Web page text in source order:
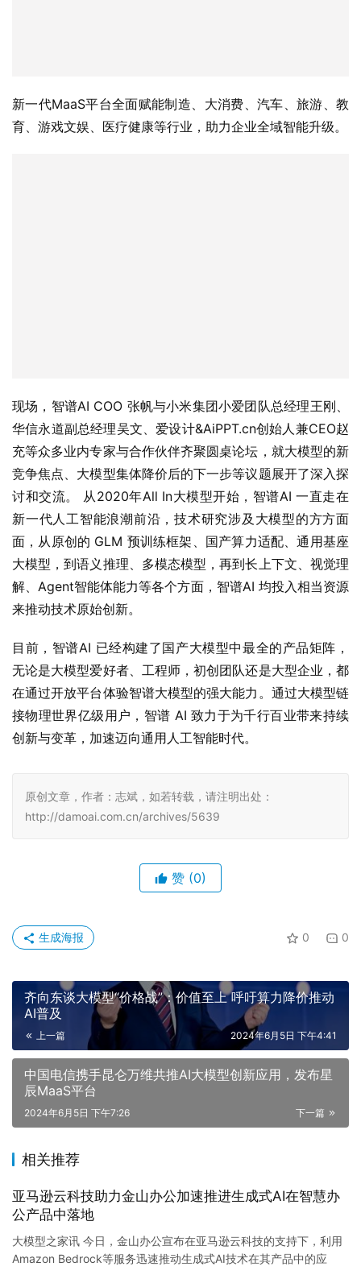
新一代MaaS平台全面赋能制造、大消费、汽车、旅游、教
现场，智谱AI COO 张帆与小米集团小爱团队总经理王刚、
华信永道副总经理吴文、爱设计&AiPPT.cn创始人兼CEO赵
充等众多业内专家与合作伙伴齐聚圆桌论坛，就大模型的新
竞争焦点、大模型集体降价后的下一步等议题展开了深入探
讨和交流。 从2020年All In大模型开始，智谱AI 一直走在
新一代人工智能浪潮前沿，技术研究涉及大模型的方方面
面，从原创的 GLM 预训练框架、国产算力适配、通用基座
大模型，到语义推理、多模态模型，再到长上下文、视觉理
解、Agent智能体能力等各个方面，智谱AI 均投入相当资源
来推动技术原始创新。
目前，智谱AI 已经构建了国产大模型中最全的产品矩阵，
无论是大模型爱好者、工程师，初创团队还是大型企业，都
在通过开放平台体验智谱大模型的强大能力。通过大模型链
接物理世界亿级用户，智谱 AI 致力于为千行百业带来持续
创新与变革，加速迈向通用人工智能时代。
原创文章，作者：志斌，如若转载，请注明出处：
http://damoai.com.cn/archives/5639
赞 (0)
0 0
生成海报
齐向东谈大模型“价格战”：价值至上 呼吁算力降价推动
AI普及
上一篇 2024年6月5日 下午4:41
中国电信携手昆仑万维共推AI大模型创新应用，发布星
辰MaaS平台
下一篇
2024年6月5日 下午7:26
相关推荐
亚马逊云科技助力金山办公加速推进生成式AI在智慧办
公产品中落地
大模型之家讯 今日，金山办公宣布在亚马逊云科技的支持下，利用
Amazon Bedrock等服务迅速推动生成式AI技术在其产品中的应